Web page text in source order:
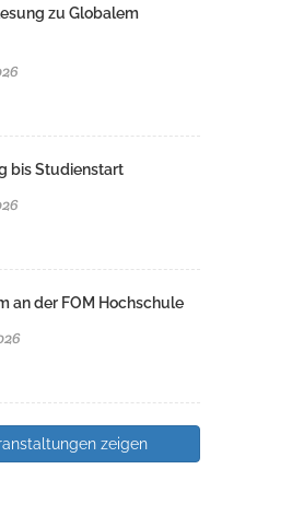
zu Globalem
bis Studienstart
an der FOM Hochschule
zeigen